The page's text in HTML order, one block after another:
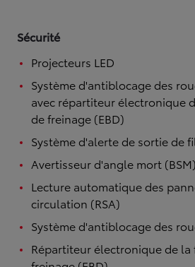
Sécurité
Projecteurs LED
Système d'antiblocage des
avec répartiteur électronique
de freinage (EBD)
Système d'alerte de sortie de
Avertisseur d'angle mort (BSM)
Lecture automatique des
circulation (RSA)
Système d'antiblocage des
Répartiteur électronique de la